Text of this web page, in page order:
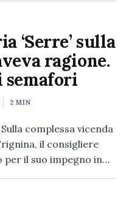
‘Serre’ sulla
ragione.
semafori
2 MIN
complessa vicenda
il consigliere
per il suo impegno in…